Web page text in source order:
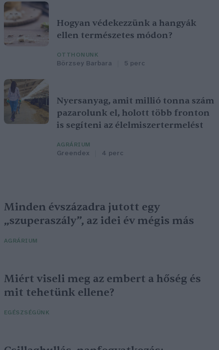
Hogyan védekezzünk a hangyák
ellen természetes módon?
OTTHONUNK
Börzsey Barbara 5 perc
Nyersanyag, amit millió tonna szám
pazarolunk el, holott több fronton
is segíteni az élelmiszertermelést
AGRÁRIUM
Greendex 4 perc
Minden évszázadra jutott egy
„szuperaszály”, az idei év mégis más
AGRÁRIUM
Miért viseli meg az embert a hőség és
mit tehetünk ellene?
EGÉSZSÉGÜNK